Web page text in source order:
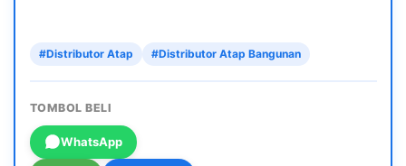
#Distributor Atap #Distributor Atap Bangunan
TOMBOL BELI
WhatsApp